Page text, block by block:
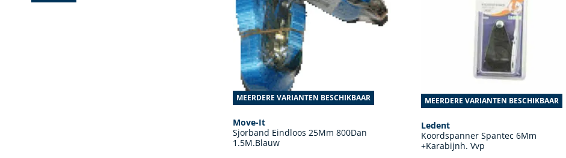
MEERDERE VARIANTEN BESCHIKBAAR
Move-It
Sjorband Eindloos 25Mm 800Dan
1.5M.Blauw
MEERDERE VARIANTEN BESCHIKBAAR
Ledent
Koordspanner Spantec 6Mm
+Karabijnh. Vvp